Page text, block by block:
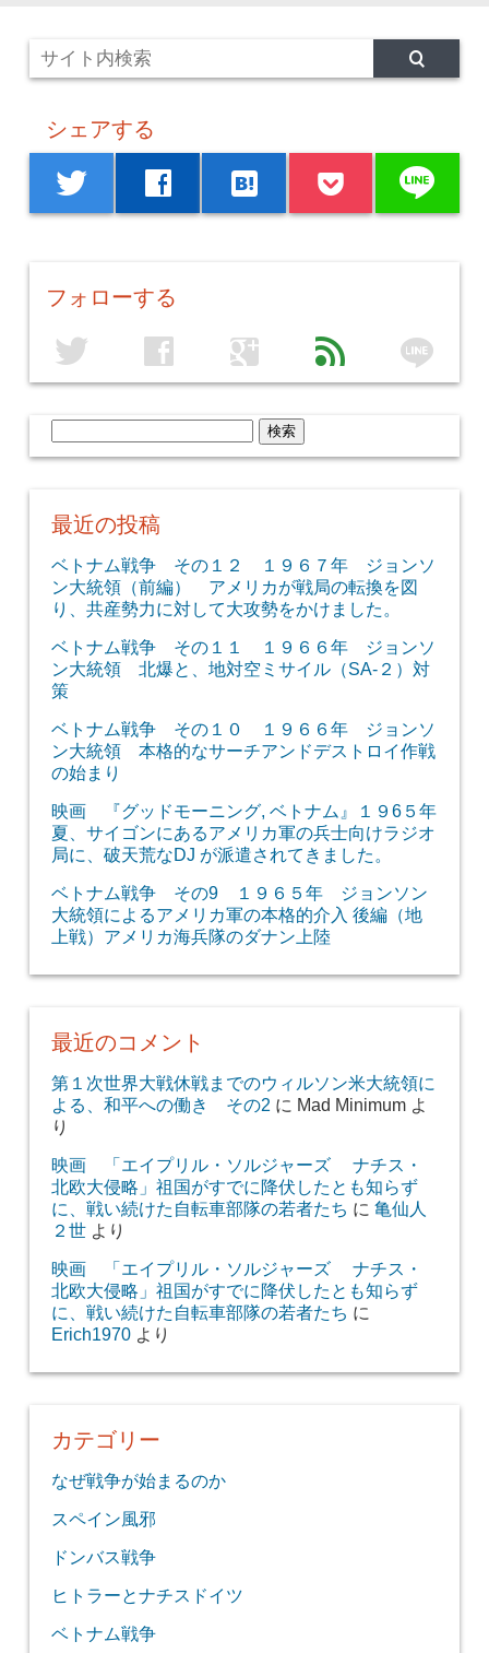
シェアする
twitter facebook hatenabookmark line
フォローする
twitter facebook google feed line
索:
最近の投稿
ベトナム戦争 その１２ １９６７年 ジョンソ
ン大統領（前編） アメリカが戦局の転換を図
り、共産勢力に対して大攻勢をかけました。
ベトナム戦争 その１１ １９６６年 ジョンソ
ン大統領 北爆と、地対空ミサイル（SA-２）対
策
ベトナム戦争 その１０ １９６６年 ジョンソ
ン大統領 本格的なサーチアンドデストロイ作戦
の始まり
映画 『グッドモーニング, ベトナム』１９6５年
夏、サイゴンにあるアメリカ軍の兵士向けラジオ
局に、破天荒なDJ が派遣されてきました。
ベトナム戦争 その9 １９６５年 ジョンソン
大統領によるアメリカ軍の本格的介入 後編（地
上戦）アメリカ海兵隊のダナン上陸
最近のコメント
第１次世界大戦休戦までのウィルソン米大統領に
よる、和平への働き その2 に Mad Minimumよ
り
映画 「エイプリル・ソルジャーズ ナチス・
北欧大侵略」祖国がすでに降伏したとも知らず
に、戦い続けた自転車部隊の若者たち に 亀仙人
２世より
映画 「エイプリル・ソルジャーズ ナチス・
北欧大侵略」祖国がすでに降伏したとも知らず
に、戦い続けた自転車部隊の若者たち に
Erich1970より
カテゴリー
なぜ戦争が始まるのか
スペイン風邪
ドンバス戦争
ヒトラーとナチスドイツ
ベトナム戦争